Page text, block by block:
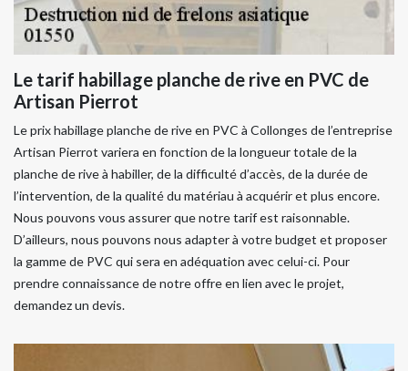
Le tarif habillage planche de rive en PVC de
Artisan Pierrot
Le prix habillage planche de rive en PVC à Collonges de l’entreprise
Artisan Pierrot variera en fonction de la longueur totale de la
planche de rive à habiller, de la difficulté d’accès, de la durée de
l’intervention, de la qualité du matériau à acquérir et plus encore.
Nous pouvons vous assurer que notre tarif est raisonnable.
D’ailleurs, nous pouvons nous adapter à votre budget et proposer
la gamme de PVC qui sera en adéquation avec celui-ci. Pour
prendre connaissance de notre offre en lien avec le projet,
demandez un devis.